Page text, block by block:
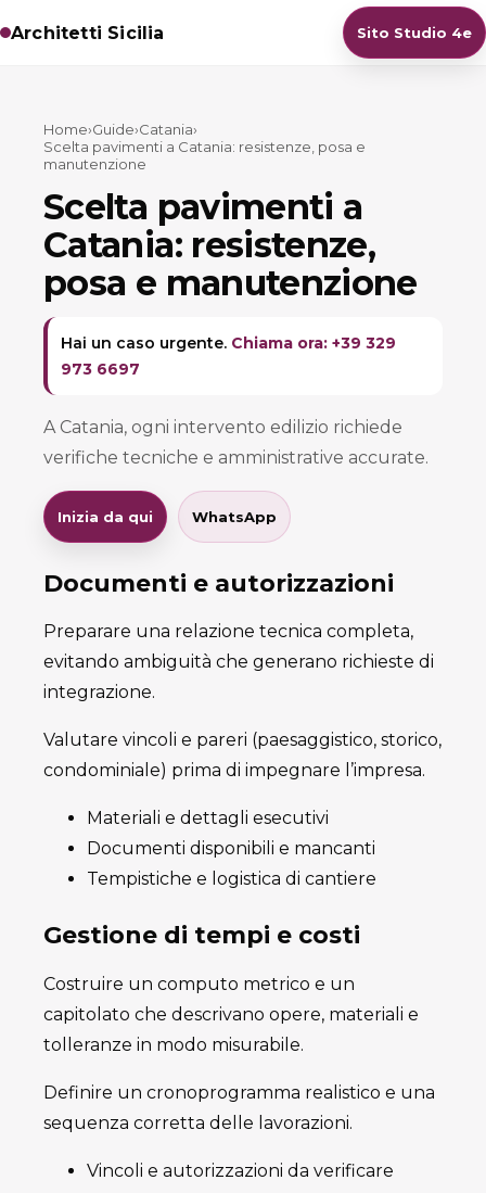
Architetti Sicilia Sito Studio 4e
Home›Guide›Catania›
Scelta pavimenti a Catania: resistenze, posa e
manutenzione
Scelta pavimenti a
Catania: resistenze,
posa e manutenzione
Hai un caso urgente. Chiama ora: +39 329
973 6697
A Catania, ogni intervento edilizio richiede
verifiche tecniche e amministrative accurate.
Inizia da qui WhatsApp
Documenti e autorizzazioni
Preparare una relazione tecnica completa,
evitando ambiguità che generano richieste di
integrazione.
Valutare vincoli e pareri (paesaggistico, storico,
condominiale) prima di impegnare l’impresa.
Materiali e dettagli esecutivi
Documenti disponibili e mancanti
Tempistiche e logistica di cantiere
Gestione di tempi e costi
Costruire un computo metrico e un
capitolato che descrivano opere, materiali e
tolleranze in modo misurabile.
Definire un cronoprogramma realistico e una
sequenza corretta delle lavorazioni.
Vincoli e autorizzazioni da verificare